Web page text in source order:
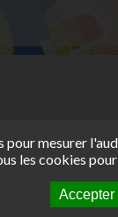
mesurer
les cookies
Accepter